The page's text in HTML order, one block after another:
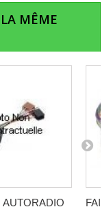
MÊME
AUTORADIO